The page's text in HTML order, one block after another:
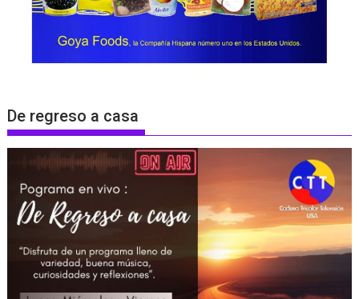
De regreso a casa